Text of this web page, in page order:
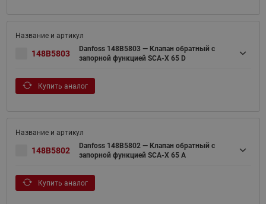
148B5803
Danfoss 148B5803 — Клапан обратный с
запорной функцией SCA-X 65 D
Купить аналог
148B5802
Danfoss 148B5802 — Клапан обратный с
запорной функцией SCA-X 65 A
Купить аналог